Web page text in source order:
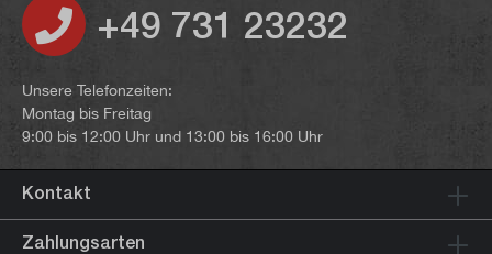
+49 731 23232
Unsere Telefonzeiten:
Montag bis Freitag
9:00 bis 12:00 Uhr und 13:00 bis 16:00 Uhr
Kontakt
Zahlungsarten